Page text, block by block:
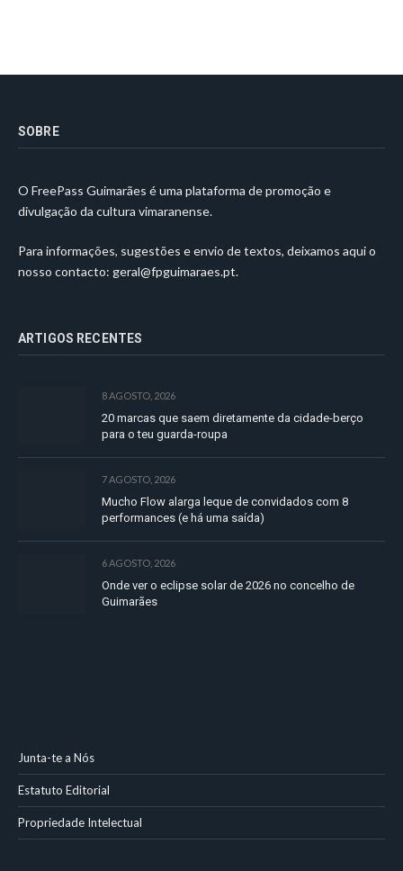
SOBRE
O FreePass Guimarães é uma plataforma de promoção e
divulgação da cultura vimaranense.
Para informações, sugestões e envio de textos, deixamos aqui o
nosso contacto: geral@fpguimaraes.pt.
ARTIGOS RECENTES
8 AGOSTO, 2026
20 marcas que saem diretamente da cidade-berço
para o teu guarda-roupa
7 AGOSTO, 2026
Mucho Flow alarga leque de convidados com 8
performances (e há uma saída)
6 AGOSTO, 2026
Onde ver o eclipse solar de 2026 no concelho de
Guimarães
Junta-te a Nós
Estatuto Editorial
Propriedade Intelectual